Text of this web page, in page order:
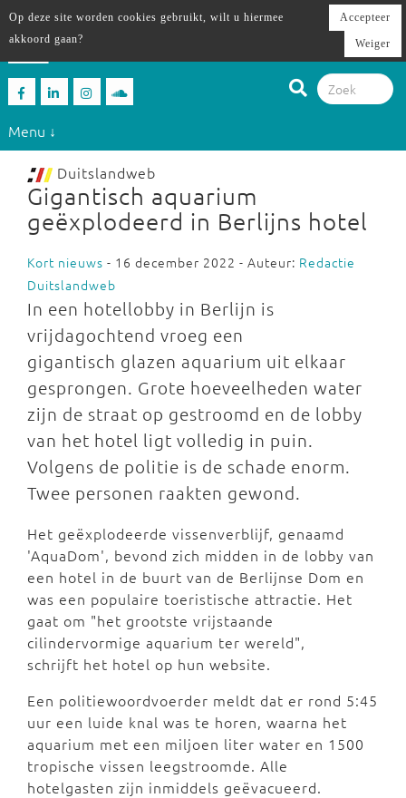
Menu ↓
Duitslandweb
Gigantisch aquarium
geëxplodeerd in Berlijns hotel
Kort nieuws - 16 december 2022 - Auteur: Redactie
Duitslandweb
In een hotellobby in Berlijn is
vrijdagochtend vroeg een
gigantisch glazen aquarium uit elkaar
gesprongen. Grote hoeveelheden water
zijn de straat op gestroomd en de lobby
van het hotel ligt volledig in puin.
Volgens de politie is de schade enorm.
Twee personen raakten gewond.
Het geëxplodeerde vissenverblijf, genaamd
'AquaDom', bevond zich midden in de lobby van
een hotel in de buurt van de Berlijnse Dom en
was een populaire toeristische attractie. Het
gaat om "het grootste vrijstaande
cilindervormige aquarium ter wereld",
schrijft het hotel op hun website.
Een politiewoordvoerder meldt dat er rond 5:45
uur een luide knal was te horen, waarna het
aquarium met een miljoen liter water en 1500
tropische vissen leegstroomde. Alle
hotelgasten zijn inmiddels geëvacueerd.
Op deze site worden cookies gebruikt, wilt u hiermee
akkoord gaan?
Accepteer
Weiger